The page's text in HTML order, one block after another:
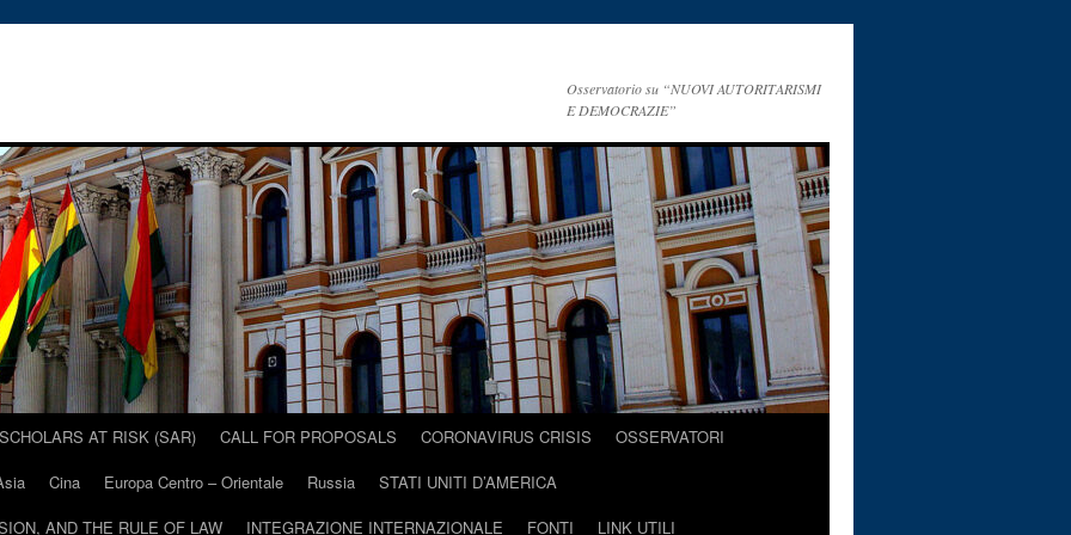
Osservatorio su “NUOVI AUTORITARISMI
E DEMOCRAZIE”
SCHOLARS AT RISK (SAR) CALL FOR PROPOSALS CORONAVIRUS CRISIS
OSSERVATORI
Cina Europa Centro – Orientale Russia
STATI UNITI D’AMERICA
AND THE RULE OF LAW
INTEGRAZIONE INTERNAZIONALE FONTI LINK UTILI